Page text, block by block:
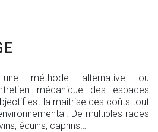
une méthode alternative ou
mécanique des espaces
est la maîtrise des coûts tout
De multiples races
équins, caprins…